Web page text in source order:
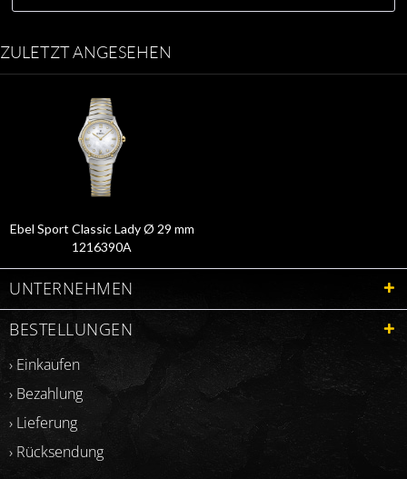
ZULETZT ANGESEHEN
Ebel Sport Classic Lady Ø 29 mm
1216390A
UNTERNEHMEN
BESTELLUNGEN
› Einkaufen
› Bezahlung
› Lieferung
› Rücksendung